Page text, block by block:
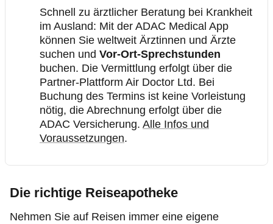
Schnell zu ärztlicher Beratung bei Krankheit
im Ausland: Mit der ADAC Medical App
können Sie weltweit Ärztinnen und Ärzte
suchen und Vor-Ort-Sprechstunden
buchen. Die Vermittlung erfolgt über die
Partner-Plattform Air Doctor Ltd. Bei
Buchung des Termins ist keine Vorleistung
nötig, die Abrechnung erfolgt über die
ADAC Versicherung. Alle Infos und
Voraussetzungen.
Die richtige Reiseapotheke
Nehmen Sie auf Reisen immer eine eigene